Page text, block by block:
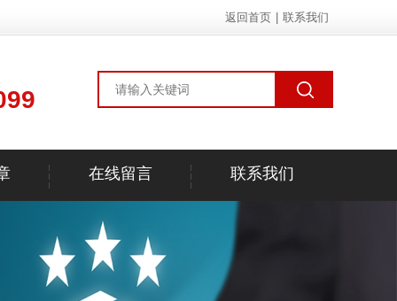
返回首页 联系我们
在线留言 联系我们